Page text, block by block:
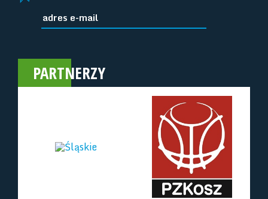
PARTNERZY